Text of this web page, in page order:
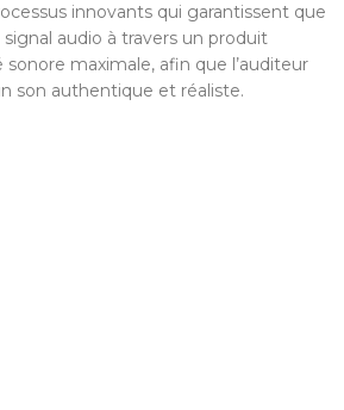
innovants qui garantissent que
audio à travers un produit
maximale, afin que l’auditeur
son authentique et réaliste.